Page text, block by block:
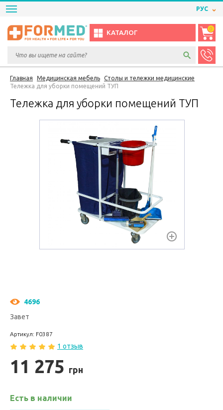
РУС
КАТАЛОГ
0
Главная Медицинская мебель
Столы и тележки медицинские
Тележка для уборки помещений ТУП
Тележка для уборки помещений ТУП
4696
Завет
Артикул: F0387
1 отзыв
11 275 грн
Есть в наличии